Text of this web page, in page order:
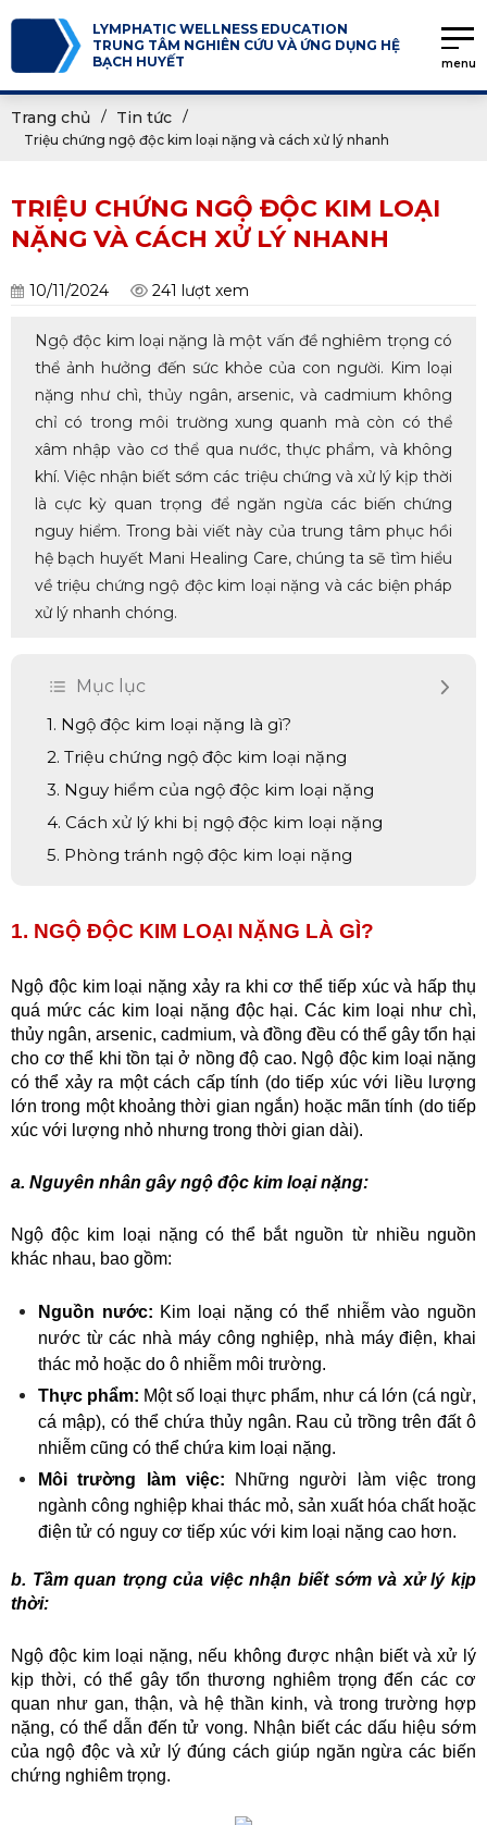
LYMPHATIC WELLNESS EDUCATION
TRUNG TÂM NGHIÊN CỨU VÀ ỨNG DỤNG HỆ
BẠCH HUYẾT
menu
Trang chủ Tin tức
Triệu chứng ngộ độc kim loại nặng và cách xử lý nhanh
TRIỆU CHỨNG NGỘ ĐỘC KIM LOẠI
NẶNG VÀ CÁCH XỬ LÝ NHANH
10/11/2024 241 lượt xem
Ngộ độc kim loại nặng là một vấn đề nghiêm trọng có
thể ảnh hưởng đến sức khỏe của con người. Kim loại
nặng như chì, thủy ngân, arsenic, và cadmium không
chỉ có trong môi trường xung quanh mà còn có thể
xâm nhập vào cơ thể qua nước, thực phẩm, và không
khí. Việc nhận biết sớm các triệu chứng và xử lý kịp thời
là cực kỳ quan trọng để ngăn ngừa các biến chứng
nguy hiểm. Trong bài viết này của trung tâm phục hồi
hệ bạch huyết Mani Healing Care, chúng ta sẽ tìm hiểu
về triệu chứng ngộ độc kim loại nặng và các biện pháp
xử lý nhanh chóng.
Mục lục
1. Ngộ độc kim loại nặng là gì?
2. Triệu chứng ngộ độc kim loại nặng
3. Nguy hiểm của ngộ độc kim loại nặng
4. Cách xử lý khi bị ngộ độc kim loại nặng
5. Phòng tránh ngộ độc kim loại nặng
1. NGỘ ĐỘC KIM LOẠI NẶNG LÀ GÌ?
Ngộ độc kim loại nặng xảy ra khi cơ thể tiếp xúc và hấp thụ
quá mức các kim loại nặng độc hại. Các kim loại như chì,
thủy ngân, arsenic, cadmium, và đồng đều có thể gây tổn hại
cho cơ thể khi tồn tại ở nồng độ cao. Ngộ độc kim loại nặng
có thể xảy ra một cách cấp tính (do tiếp xúc với liều lượng
lớn trong một khoảng thời gian ngắn) hoặc mãn tính (do tiếp
xúc với lượng nhỏ nhưng trong thời gian dài).
a. Nguyên nhân gây ngộ độc kim loại nặng:
Ngộ độc kim loại nặng có thể bắt nguồn từ nhiều nguồn
khác nhau, bao gồm:
Nguồn nước: Kim loại nặng có thể nhiễm vào nguồn
nước từ các nhà máy công nghiệp, nhà máy điện, khai
thác mỏ hoặc do ô nhiễm môi trường.
Thực phẩm: Một số loại thực phẩm, như cá lớn (cá ngừ,
cá mập), có thể chứa thủy ngân. Rau củ trồng trên đất ô
nhiễm cũng có thể chứa kim loại nặng.
Môi trường làm việc: Những người làm việc trong
ngành công nghiệp khai thác mỏ, sản xuất hóa chất hoặc
điện tử có nguy cơ tiếp xúc với kim loại nặng cao hơn.
b. Tầm quan trọng của việc nhận biết sớm và xử lý kịp
thời:
Ngộ độc kim loại nặng, nếu không được nhận biết và xử lý
kịp thời, có thể gây tổn thương nghiêm trọng đến các cơ
quan như gan, thận, và hệ thần kinh, và trong trường hợp
nặng, có thể dẫn đến tử vong. Nhận biết các dấu hiệu sớm
của ngộ độc và xử lý đúng cách giúp ngăn ngừa các biến
chứng nghiêm trọng.